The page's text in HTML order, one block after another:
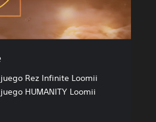
Rez Infinite Loomii
HUMANITY Loomii